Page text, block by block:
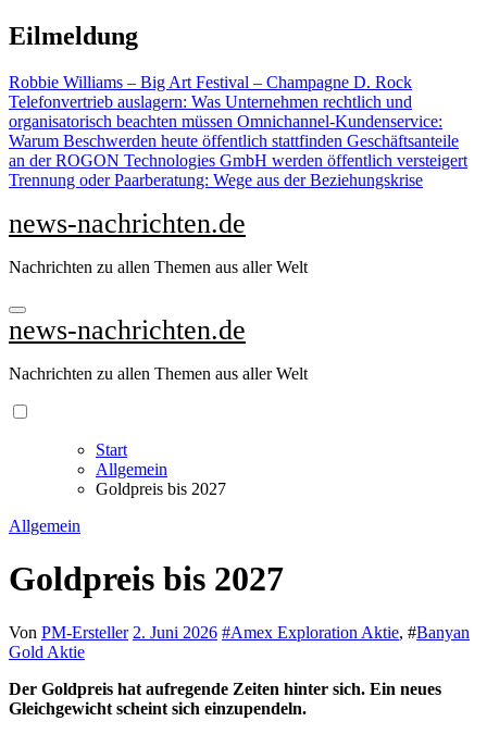
Zu
Inhalten
Eilmeldung
Robbie Williams – Big Art Festival – Champagne D. Rock
Telefonvertrieb auslagern: Was Unternehmen rechtlich und
organisatorisch beachten müssen Omnichannel-Kundenservice:
Warum Beschwerden heute öffentlich stattfinden Geschäftsanteile
an der ROGON Technologies GmbH werden öffentlich versteigert
Trennung oder Paarberatung: Wege aus der Beziehungskrise
news-nachrichten.de
Nachrichten zu allen Themen aus aller Welt
news-nachrichten.de
Nachrichten zu allen Themen aus aller Welt
Start
Allgemein
Goldpreis bis 2027
Allgemein
Goldpreis bis 2027
Von PM-Ersteller 2. Juni 2026 #Amex Exploration Aktie, #Banyan
Gold Aktie
Der Goldpreis hat aufregende Zeiten hinter sich. Ein neues
Gleichgewicht scheint sich einzupendeln.